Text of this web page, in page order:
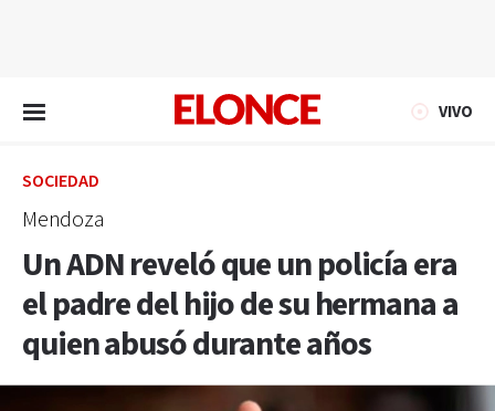
VIVO
SOCIEDAD
Mendoza
Un ADN reveló que un policía era
el padre del hijo de su hermana a
quien abusó durante años